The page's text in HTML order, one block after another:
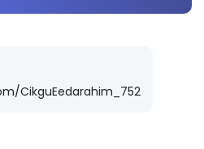
CikguEedarahim_752